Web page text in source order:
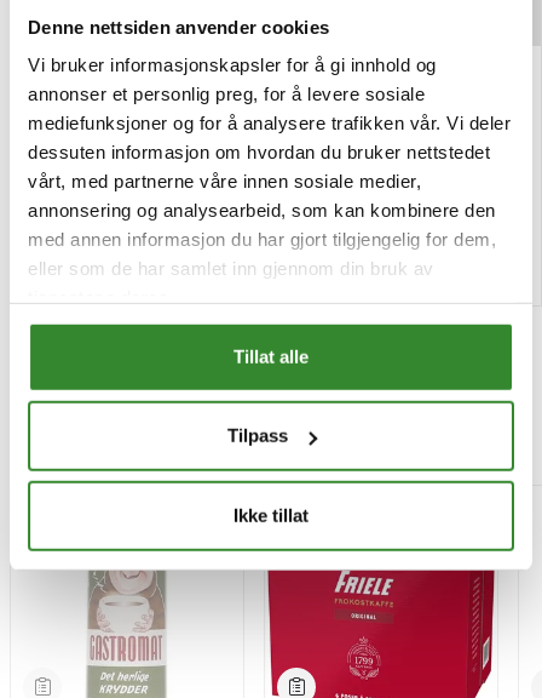
Denne nettsiden anvender cookies
Vi bruker informasjonskapsler for å gi innhold og
annonser et personlig preg, for å levere sosiale
mediefunksjoner og for å analysere trafikken vår. Vi deler
dessuten informasjon om hvordan du bruker nettstedet
vårt, med partnerne våre innen sosiale medier,
annonsering og analysearbeid, som kan kombinere den
med annen informasjon du har gjort tilgjengelig for dem,
eller som de har samlet inn gjennom din bruk av
Tillat alle
Tilpass
Ikke tillat
Kims mexican fiesta 80g
Pris
kr 19,37 /stk kr 24,21
Bestillingsvare
Potetchips salt 250g
Pris
kr 60,84 /stk
Kjøp